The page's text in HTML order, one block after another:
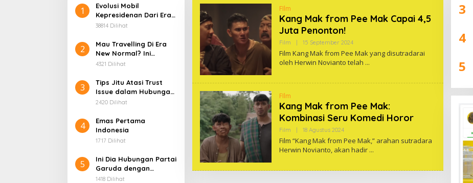
1
Evolusi Mobil
Kepresidenan Dari Era
Soekarno
38814 Dilihat
2
Mau Travelling Di Era
New Normal? Ini
Beberapa Hal Yang
Persiapkan!
4321 Dilihat
3
Tips Jitu Atasi Trust
Issue dalam Hubungan,
Dijamin Ampuh!
2420 Dilihat
4
Emas Pertama
Indonesia
1717 Dilihat
5
Ini Dia Hubungan Partai
Garuda dengan
Gerindra
1418 Dilihat
FIlm
Kang Mak from Pee Mak Capai 4,5
Juta Penonton!
Film | 15 September 2024Oleh
Film Kang Mak from Pee Mak yang disutradarai
oleh Herwin Novianto telah
FIlm
Kang Mak from Pee Mak:
Kombinasi Seru Komedi Horor
Film | 18 Agustus 2024Oleh
Film “Kang Mak from Pee Mak,” arahan sutradara
Herwin Novianto, akan hadir
3
4
5